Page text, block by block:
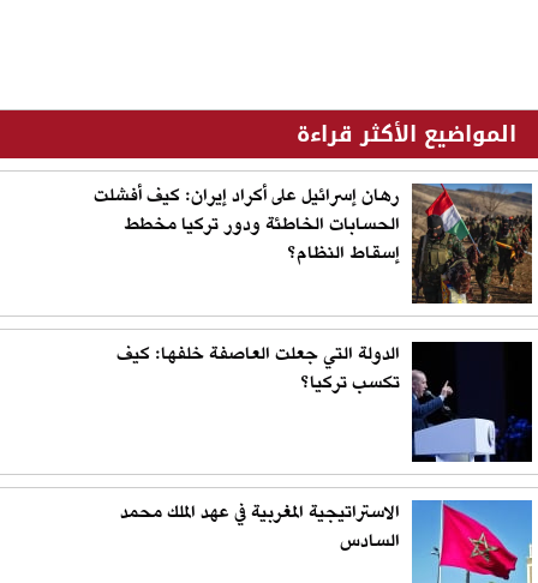
المواضيع الأكثر قراءة
رهان إسرائيل على أكراد إيران: كيف أفشلت
الحسابات الخاطئة ودور تركيا مخطط
إسقاط النظام؟
الدولة التي جعلت العاصفة خلفها: كيف
تكسب تركيا؟
الاستراتيجية المغربية في عهد الملك محمد
السادس